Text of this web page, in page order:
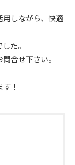
用しながら、快適
た。
合せ下さい。
！